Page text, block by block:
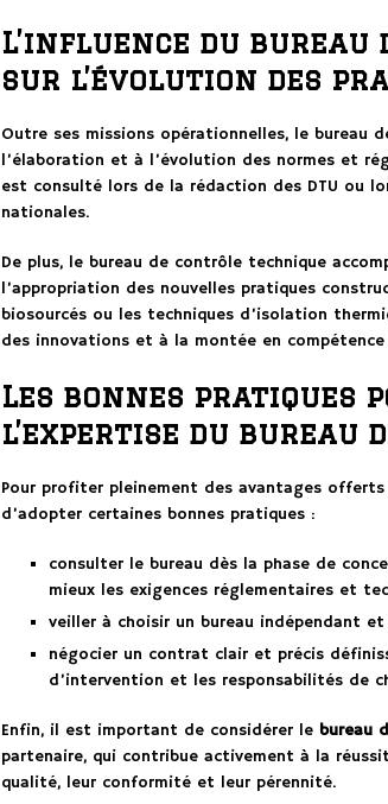
L’influence du
sur l’évolution des
Outre ses missions opérationnelles, le bureau
l’élaboration et à l’évolution des normes et
est consulté lors de la rédaction des DTU ou
nationales.
De plus, le bureau de contrôle technique
l’appropriation des nouvelles pratiques
biosourcés ou les techniques d’isolation
des innovations et à la montée en
Les bonnes
l’expertise du bureau
Pour profiter pleinement des avantages
d’adopter certaines bonnes pratiques :
consulter le bureau dès la phase de
mieux les exigences réglementaires et
veiller à choisir un bureau indépendant
négocier un contrat clair et précis
d’intervention et les responsabilités de
Enfin, il est important de considérer le bureau
partenaire, qui contribue activement à la
qualité, leur conformité et leur pérennité.